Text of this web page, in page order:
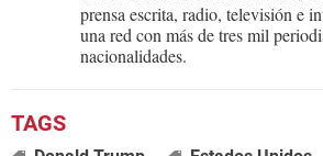
prensa escrita, radio, televisión e
una red con más de tres mil
nacionalidades.